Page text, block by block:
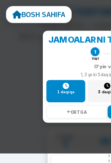
BOSH SAHIFA
ARQON
To'g'ri javob — arqon
Noto'g'ri javob — arqon
yangi
JAMOALARNI
1
Vaqt
O'yin
1, 3 yoki 5
1 daqiqa 3
ORTGA